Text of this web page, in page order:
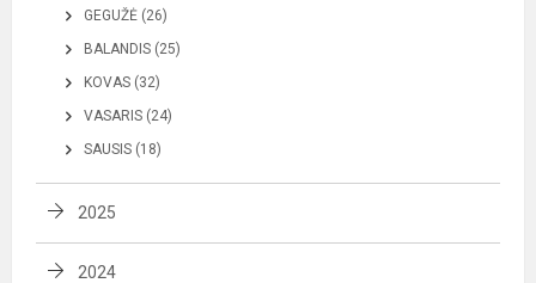
GEGUŽĖ (26)
BALANDIS (25)
KOVAS (32)
VASARIS (24)
SAUSIS (18)
2025
2024